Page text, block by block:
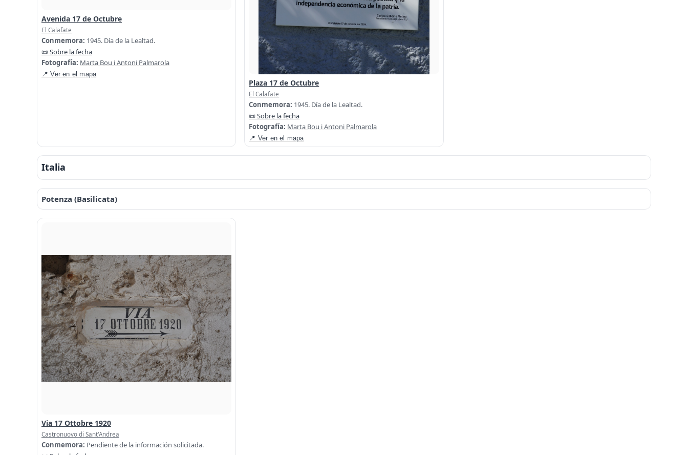
Avenida 17 de Octubre
El Calafate
Conmemora: 1945. Día de la Lealtad.
📜 Sobre la fecha
Fotografía: Marta Bou i Antoni Palmarola
📍 Ver en el mapa
Plaza 17 de Octubre
El Calafate
Conmemora: 1945. Día de la Lealtad.
📜 Sobre la fecha
Fotografía: Marta Bou i Antoni Palmarola
📍 Ver en el mapa
Italia
Potenza (Basilicata)
Via 17 Ottobre 1920
Castronuovo di Sant'Andrea
Conmemora: Pendiente de la información solicitada.